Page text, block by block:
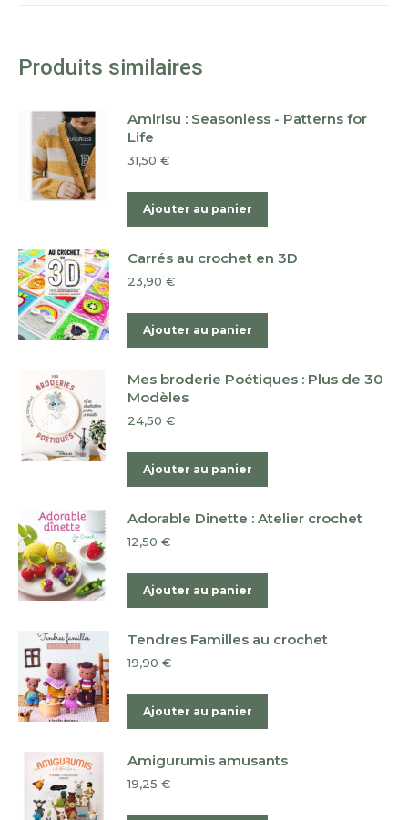
Produits similaires
Amirisu : Seasonless - Patterns for
Life
31,50 €
Ajouter au panier
Carrés au crochet en 3D
23,90 €
Ajouter au panier
Mes broderie Poétiques : Plus de 30
Modèles
24,50 €
Ajouter au panier
Adorable Dinette : Atelier crochet
12,50 €
Ajouter au panier
Tendres Familles au crochet
19,90 €
Ajouter au panier
Amigurumis amusants
19,25 €